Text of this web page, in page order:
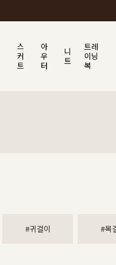
스
커
트
아
우
터
니
트
트레
이닝
복
#귀걸이 #목